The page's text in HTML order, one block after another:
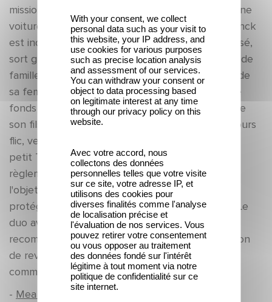
mission. De retour vers chez eux, ils percutent une
voiture. Bilan : deux victimes dont un enfant. Franck
est indemne. Simon, qui était au volant et alcoolisé,
sort grièvement blessé . Il va tout perdre. Sa vie de
famille. Son job de flic. Six ans plus tard, divorcé de
sa femme Alice, Simon est devenu convoyeur de
fonds et peine à tenir son rôle de père auprès de
son fils Théo qui a désormais 9 ans. Franck, toujours
flic, veille à distance sur lui. Lors d'une corrida, le
petit Théo va être malgré lui le témoin d'un
règlement de compte mafieux. Très vite, il fera
l'objet de menaces. Simon va tout faire pour
protéger son fils et retrouver ses poursuivants. Le
duo avec Franck va au même moment se
recomposer. Mais ce sera aussi pour eux l'occasion
de revenir sur les zones d'ombre de leur passé
commun.
- Mea Culpa en DVD.
With your consent, we collect
personal data such as your visit to
this website, your IP address, and
use cookies for various purposes
such as precise location analysis
and assessment of our services.
You can withdraw your consent or
object to data processing based
on legitimate interest at any time
through our privacy policy on this
website.
Avec votre accord, nous
collectons des données
personnelles telles que votre visite
sur ce site, votre adresse IP, et
utilisons des cookies pour
diverses finalités comme l'analyse
de localisation précise et
l'évaluation de nos services. Vous
pouvez retirer votre consentement
ou vous opposer au traitement
des données fondé sur l'intérêt
légitime à tout moment via notre
politique de confidentialité sur ce
site internet.